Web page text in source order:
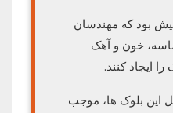
بود که مهندسان
خون و آهک
ایجاد کنند.
این بلوک ها، موجب